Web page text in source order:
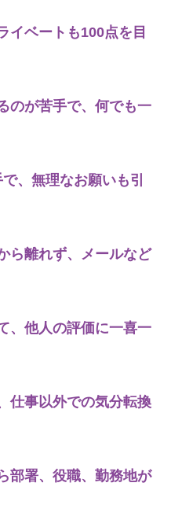
イベートも100点を目
のが苦手で、何でも一
で、無理なお願いも引
ら離れず、メールなど
、他人の評価に一喜一
仕事以外での気分転換
部署、役職、勤務地が